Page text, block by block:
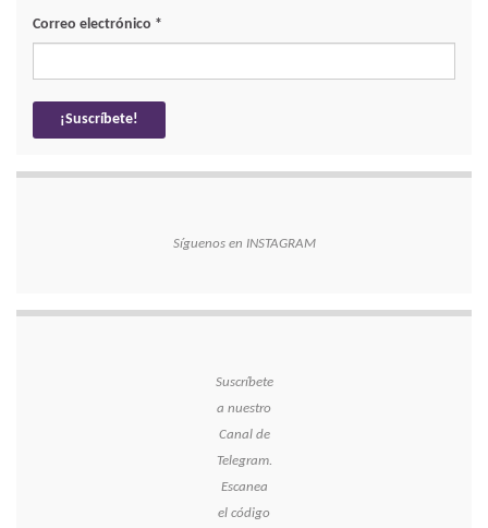
Correo electrónico *
Síguenos en INSTAGRAM
Suscríbete
a nuestro
Canal de
Telegram.
Escanea
el código